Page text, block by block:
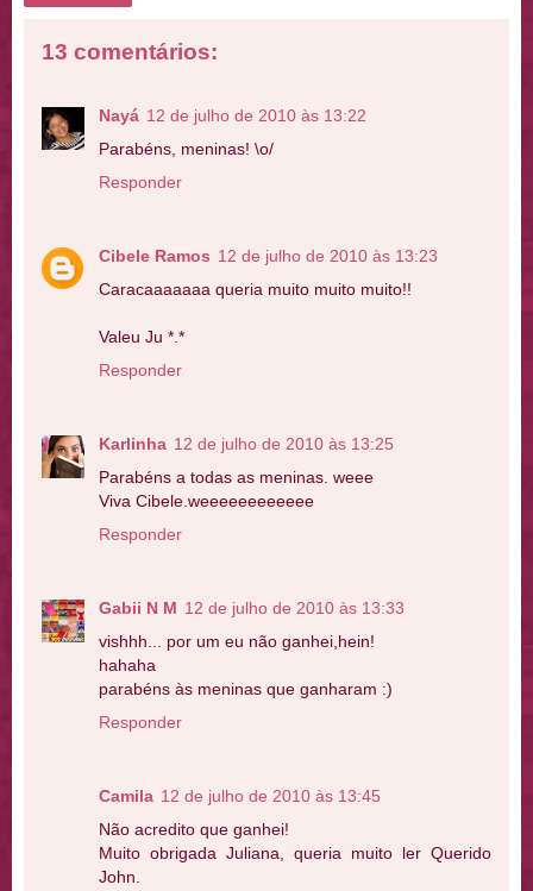
13 comentários:
Nayá 12 de julho de 2010 às 13:22
Parabéns, meninas! \o/
Responder
Cibele Ramos 12 de julho de 2010 às 13:23
Caracaaaaaaa queria muito muito muito!!
Valeu Ju *.*
Responder
Karlinha 12 de julho de 2010 às 13:25
Parabéns a todas as meninas. weee
Viva Cibele.weeeeeeeeeeee
Responder
Gabii N M 12 de julho de 2010 às 13:33
vishhh... por um eu não ganhei,hein!
hahaha
parabéns às meninas que ganharam :)
Responder
Camila 12 de julho de 2010 às 13:45
Não acredito que ganhei!
Muito obrigada Juliana, queria muito ler Querido
John.